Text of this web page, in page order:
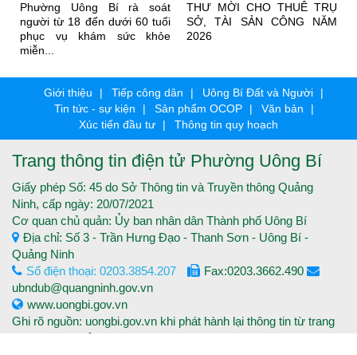
Phường Uông Bí rà soát
người từ 18 đến dưới 60 tuổi
phục vụ khám sức khỏe
miễn...
THƯ MỜI CHO THUÊ TRỤ
SỞ, TÀI SẢN CÔNG NĂM
2026
Giới thiệu Tiếp công dân
Uông Bí Đất và Người
Tin tức - sự kiện
Sản phẩm OCOP
Văn bản
Xúc tiến đầu tư
Thông tin quy hoạch
Trang thông tin điện tử Phường Uông Bí
Giấy phép Số: 45 do Sở Thông tin và Truyền thông Quảng
Ninh, cấp ngày: 20/07/2021
Cơ quan chủ quản: Ủy ban nhân dân Thành phố Uông Bí
Địa chỉ: Số 3 - Trần Hưng Đạo - Thanh Sơn - Uông Bí -
Quảng Ninh
Số điện thoại: 0203.3854.207
Fax:0203.3662.490
ubndub@quangninh.gov.vn
www.uongbi.gov.vn
Ghi rõ nguồn: uongbi.gov.vn khi phát hành lại thông tin từ trang